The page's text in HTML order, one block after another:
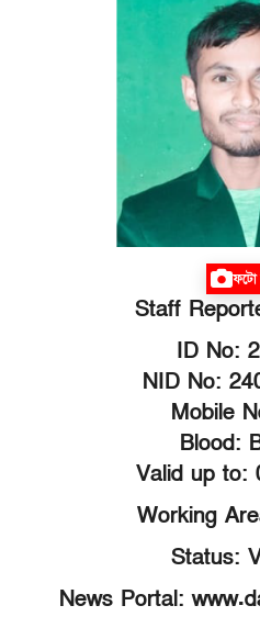
ফটো
Staff
ID No:
NID No:
Mobile
Blood:
Valid up to:
Working
Status:
News Portal: